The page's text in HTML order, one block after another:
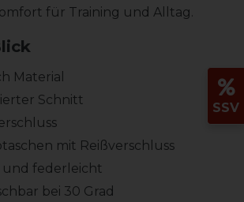
für Training und Alltag.
Material
Schnitt
mit Reißverschluss
federleicht
bei 30 Grad
SSV